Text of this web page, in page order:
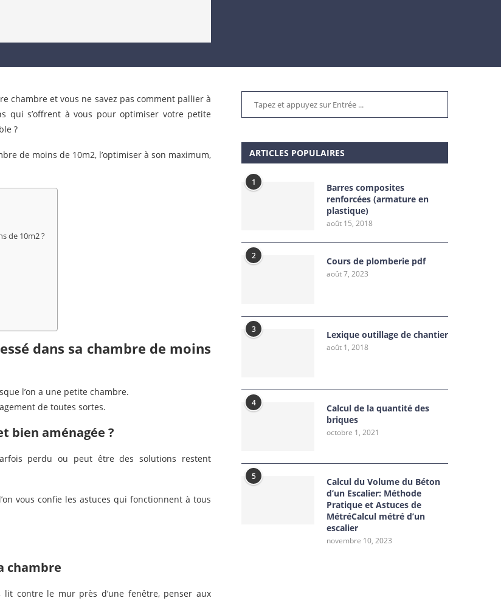
chambre et vous ne savez pas comment pallier à
qui s’offrent à vous pour optimiser votre petite
?
de moins de 10m2, l’optimiser à son maximum,
de 10m2 ?
dans sa chambre de moins
l’on a une petite chambre.
de toutes sortes.
bien aménagée ?
perdu ou peut être des solutions restent
vous confie les astuces qui fonctionnent à tous
chambre
contre le mur près d’une fenêtre, penser aux
ARTICLES POPULAIRES
1
Barres composites
renforcées (armature en
plastique)
août 15, 2018
2 Cours de plomberie pdf
août 7, 2023
3 Lexique outillage de chantier
août 1, 2018
4
Calcul de la quantité des
briques
octobre 1, 2021
5
Calcul du Volume du Béton
d’un Escalier: Méthode
Pratique et Astuces de
MétréCalcul métré d’un
escalier
novembre 10, 2023